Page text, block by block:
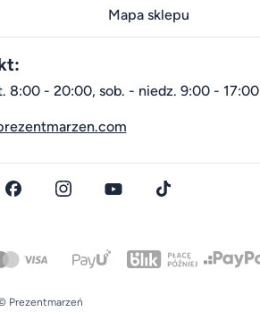
Mapa sklepu
8:00 - 20:00, sob. - niedz. 9:00 - 17:00
Prezentmarzeń